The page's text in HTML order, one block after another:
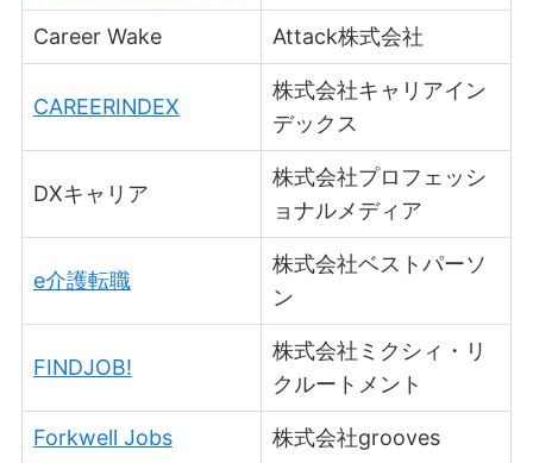
Career Wake Attack株式会社
CAREERINDEX
株式会社キャリアイン
デックス
DXキャリア
株式会社プロフェッシ
ョナルメディア
e介護転職
株式会社ベストパーソ
ン
FINDJOB!
株式会社ミクシィ・リ
クルートメント
Forkwell Jobs 株式会社grooves